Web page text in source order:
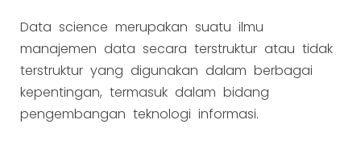
Data science merupakan suatu ilmu
manajemen data secara terstruktur atau tidak
terstruktur yang digunakan dalam berbagai
kepentingan, termasuk dalam bidang
pengembangan teknologi informasi.